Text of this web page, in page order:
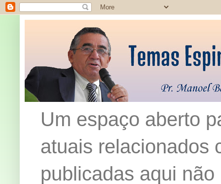
Um espaço aberto
atuais relacionados
publicadas aqui